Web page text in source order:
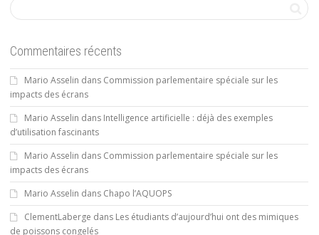
Commentaires récents
Mario Asselin dans Commission parlementaire spéciale sur les
impacts des écrans
Mario Asselin dans Intelligence artificielle : déjà des exemples
d’utilisation fascinants
Mario Asselin dans Commission parlementaire spéciale sur les
impacts des écrans
Mario Asselin dans Chapo l’AQUOPS
ClementLaberge dans Les étudiants d’aujourd’hui ont des mimiques
de poissons congelés